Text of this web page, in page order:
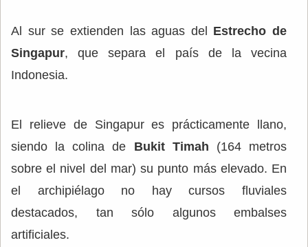
Al sur se extienden las aguas del Estrecho de
Singapur, que separa el país de la vecina
Indonesia.
El relieve de Singapur es prácticamente llano,
siendo la colina de Bukit Timah (164 metros
sobre el nivel del mar) su punto más elevado. En
el archipiélago no hay cursos fluviales
destacados, tan sólo algunos embalses
artificiales.